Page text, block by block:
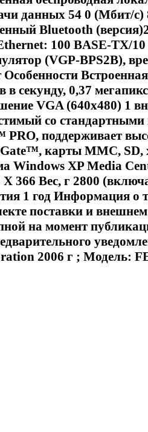
данных 54 0 (Мбит/с)
Bluetooth
100 BASE-TX/
(VGP-BPS2B),
Особенности
в секунду, 0,37
VGA (640x480) 1
со
PRO, поддерживает
карты MMC, SD,
Windows XP Media
X 366 Вес, г 2800
1 год Информация о
поставки и
на момент
2006 г ; Модель: